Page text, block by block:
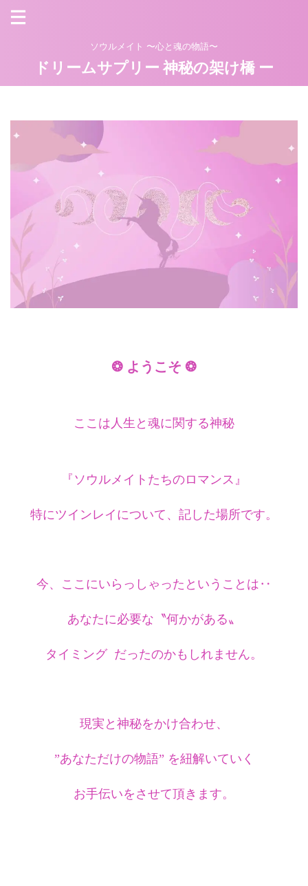
ソウルメイト 〜心と魂の物語〜
ドリームサプリー 神秘の架け橋 ー
❂ ようこそ ❂
ここは人生と魂に関する神秘
『ソウルメイトたちのロマンス』
特にツインレイについて、記した場所です。
今、ここにいらっしゃったということは‥
あなたに必要な〝何かがある〟
タイミング だったのかもしれません。
現実と神秘をかけ合わせ、
”あなただけの物語” を紐解いていく
お手伝いをさせて頂きます。